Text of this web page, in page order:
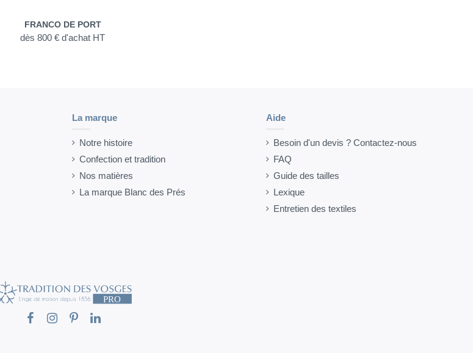
FRANCO DE PORT
dès 800 € d'achat HT
La marque
Notre histoire
Confection et tradition
Nos matières
La marque Blanc des Prés
Aide
Besoin d'un devis ? Contactez-nous
FAQ
Guide des tailles
Lexique
Entretien des textiles